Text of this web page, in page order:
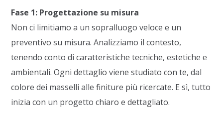
Fase 1: Progettazione su misura
Non ci limitiamo a un sopralluogo veloce e un
preventivo su misura. Analizziamo il contesto,
tenendo conto di caratteristiche tecniche, estetiche e
ambientali. Ogni dettaglio viene studiato con te, dal
colore dei masselli alle finiture più ricercate. E sì, tutto
inizia con un progetto chiaro e dettagliato.